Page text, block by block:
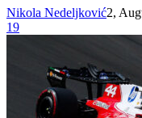
Nikola Nedeljković2,
19